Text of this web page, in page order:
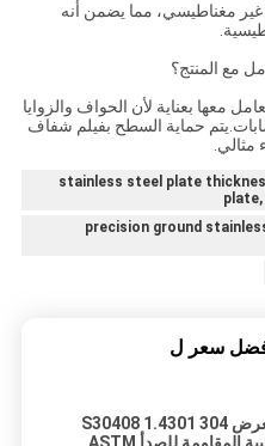
للصدأ غير مغناطيسي، مما يضمن أنه
مع المنتج؟
معها بعناية لأن الحواف والزوايا
حماية السطح بفيلم شفاف
مثالي.
stainless steel plate
precision ground
سعر ل
2000mm العرض 304 S30408 1.4301